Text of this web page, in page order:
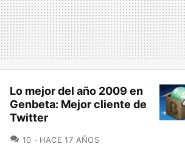
Lo mejor del año 2009 en
Genbeta: Mejor cliente de
Twitter
10 COMENTARIOS
HACE 17 AÑOS